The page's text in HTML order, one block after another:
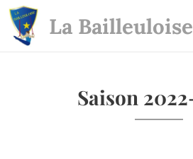
La Bailleuloise
Saison